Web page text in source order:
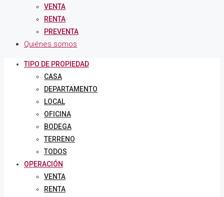
VENTA
RENTA
PREVENTA
Quiénes somos
TIPO DE PROPIEDAD
CASA
DEPARTAMENTO
LOCAL
OFICINA
BODEGA
TERRENO
TODOS
OPERACIÓN
VENTA
RENTA